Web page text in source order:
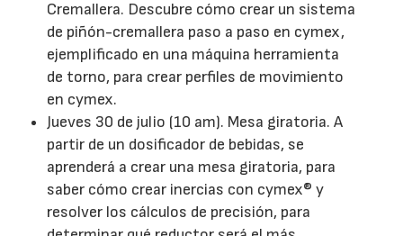
Cremallera. Descubre cómo crear un sistema
de piñón-cremallera paso a paso en cymex,
ejemplificado en una máquina herramienta
de torno, para crear perfiles de movimiento
en cymex.
Jueves 30 de julio (10 am). Mesa giratoria. A
partir de un dosificador de bebidas, se
aprenderá a crear una mesa giratoria, para
saber cómo crear inercias con cymex® y
resolver los cálculos de precisión, para